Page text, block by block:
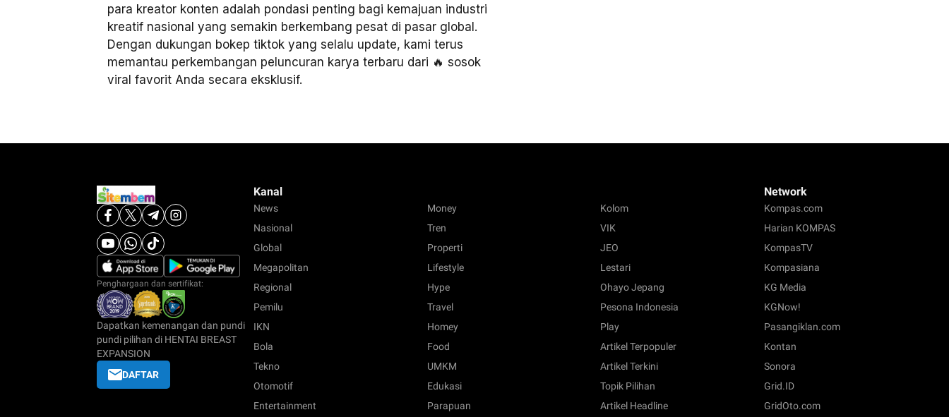
para kreator konten adalah pondasi penting bagi kemajuan industri
kreatif nasional yang semakin berkembang pesat di pasar global.
Dengan dukungan bokep tiktok yang selalu update, kami terus
memantau perkembangan peluncuran karya terbaru dari 🔥 sosok
viral favorit Anda secara eksklusif.
Penghargaan dan sertifikat:
Dapatkan kemenangan dan pundi
pundi pilihan di HENTAI BREAST
EXPANSION
DAFTAR
Kanal
News
Nasional
Global
Megapolitan
Regional
Pemilu
IKN
Bola
Tekno
Otomotif
Entertainment
Money
Tren
Properti
Lifestyle
Hype
Travel
Homey
Food
UMKM
Edukasi
Parapuan
Kolom
VIK
JEO
Lestari
Ohayo Jepang
Pesona Indonesia
Play
Artikel Terpopuler
Artikel Terkini
Topik Pilihan
Artikel Headline
Network
Kompas.com
Harian KOMPAS
KompasTV
Kompasiana
KG Media
KGNow!
Pasangiklan.com
Kontan
Sonora
Grid.ID
GridOto.com